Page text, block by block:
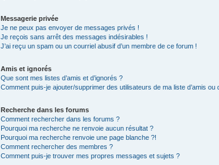
Messagerie privée
Je ne peux pas envoyer de messages privés !
Je reçois sans arrêt des messages indésirables !
J’ai reçu un spam ou un courriel abusif d’un membre de ce forum !
Amis et ignorés
Que sont mes listes d’amis et d’ignorés ?
Comment puis-je ajouter/supprimer des utilisateurs de ma liste d’amis ou
Recherche dans les forums
Comment rechercher dans les forums ?
Pourquoi ma recherche ne renvoie aucun résultat ?
Pourquoi ma recherche renvoie une page blanche ?!
Comment rechercher des membres ?
Comment puis-je trouver mes propres messages et sujets ?